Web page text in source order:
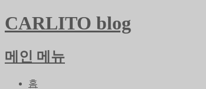
CARLITO blog
메인 메뉴
홈